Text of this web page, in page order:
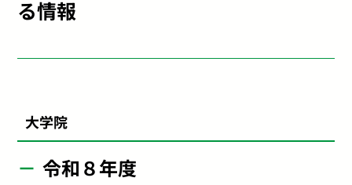
る情報
大学院
令和８年度